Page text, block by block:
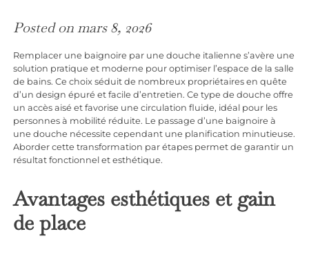
Posted onmars 8, 2026
Remplacer une baignoire par une douche italienne s’avère une
solution pratique et moderne pour optimiser l’espace de la salle
de bains. Ce choix séduit de nombreux propriétaires en quête
d’un design épuré et facile d’entretien. Ce type de douche offre
un accès aisé et favorise une circulation fluide, idéal pour les
personnes à mobilité réduite. Le passage d’une baignoire à
une douche nécessite cependant une planification minutieuse.
Aborder cette transformation par étapes permet de garantir un
résultat fonctionnel et esthétique.
Avantages esthétiques et gain
de place